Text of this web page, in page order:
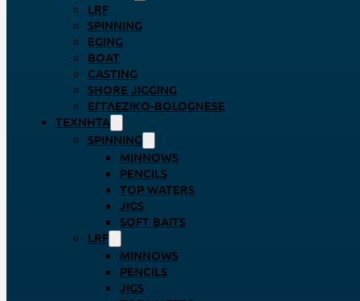
LRF
SPINNING
EGING
BOAT
CASTING
SHORE JIGGING
ΕΓΓΛΈΖΙΚΟ-BOLOGNESE
ΤΕΧΝΗΤΆ
SPINNING
MINNOWS
PENCILS
TOP WATERS
JIGS
SOFT BAITS
LRF
MINNOWS
PENCILS
JIGS